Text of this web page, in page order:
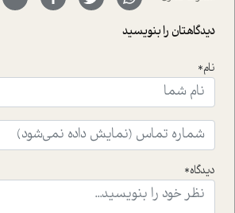
با رکاب زدن در بیش از هفتاد کشور و
حمایت از محیط زیست و منابع طبیعی
است.فصل روایت اجنبی ها در این شماره
ای که به زندگی شگفت انگیز جین گودال و
ایشان در حوزه ی شامپانزه ها بر زندگی
افکنده است.فصل اتاق 333
واقعی در ارتباط با اختلال شخصیت
راهکارهای حل آن قرار می دهد که در اتاق
موثرترین راهکارهای استفاده از هوش
دیدگاهتان را بنویسید
نام*
دیدگاه*